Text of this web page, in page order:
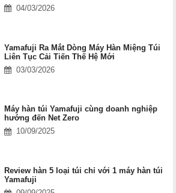
04/03/2026
Yamafuji Ra Mắt Dòng Máy Hàn Miệng Túi
Liên Tục Cải Tiến Thế Hệ Mới
03/03/2026
Máy hàn túi Yamafuji cùng doanh nghiệp
hướng đến Net Zero
10/09/2025
Review hàn 5 loại túi chỉ với 1 máy hàn túi
Yamafuji